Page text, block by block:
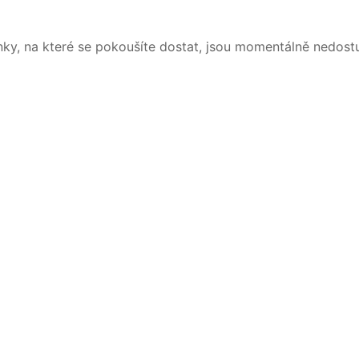
na které se pokoušíte dostat, jsou momentálně